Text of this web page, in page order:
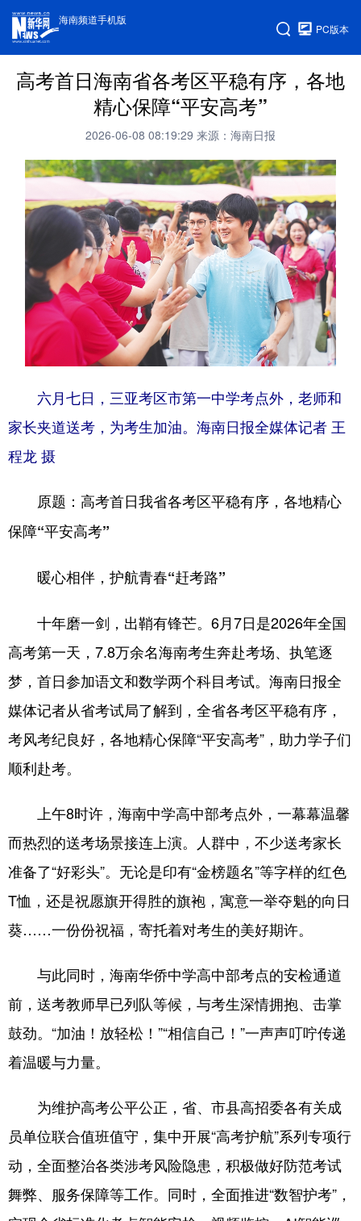
海南频道手机版
PC版本
高考首日海南省各考区平稳有序，各地
精心保障“平安高考”
2026-06-08 08:19:29 来源：海南日报
六月七日，三亚考区市第一中学考点外，老师和
家长夹道送考，为考生加油。海南日报全媒体记者 王
程龙 摄
原题：高考首日我省各考区平稳有序，各地精心
保障“平安高考”
暖心相伴，护航青春“赶考路”
十年磨一剑，出鞘有锋芒。6月7日是2026年全国
高考第一天，7.8万余名海南考生奔赴考场、执笔逐
梦，首日参加语文和数学两个科目考试。海南日报全
媒体记者从省考试局了解到，全省各考区平稳有序，
考风考纪良好，各地精心保障“平安高考”，助力学子们
顺利赴考。
上午8时许，海南中学高中部考点外，一幕幕温馨
而热烈的送考场景接连上演。人群中，不少送考家长
准备了“好彩头”。无论是印有“金榜题名”等字样的红色
T恤，还是祝愿旗开得胜的旗袍，寓意一举夺魁的向日
葵……一份份祝福，寄托着对考生的美好期许。
与此同时，海南华侨中学高中部考点的安检通道
前，送考教师早已列队等候，与考生深情拥抱、击掌
鼓劲。“加油！放轻松！”“相信自己！”一声声叮咛传递
着温暖与力量。
为维护高考公平公正，省、市县高招委各有关成
员单位联合值班值守，集中开展“高考护航”系列专项行
动，全面整治各类涉考风险隐患，积极做好防范考试
舞弊、服务保障等工作。同时，全面推进“数智护考”，